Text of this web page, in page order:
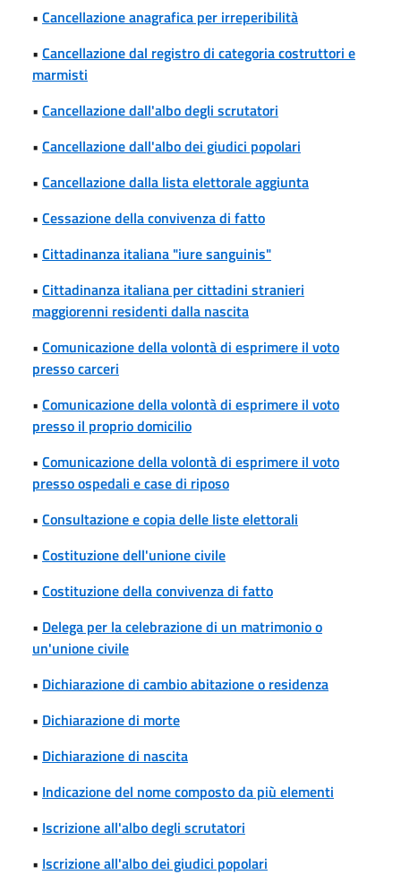
• Cancellazione anagrafica per irreperibilità
• Cancellazione dal registro di categoria costruttori e
marmisti
• Cancellazione dall'albo degli scrutatori
• Cancellazione dall'albo dei giudici popolari
• Cancellazione dalla lista elettorale aggiunta
• Cessazione della convivenza di fatto
• Cittadinanza italiana "iure sanguinis"
• Cittadinanza italiana per cittadini stranieri
maggiorenni residenti dalla nascita
• Comunicazione della volontà di esprimere il voto
presso carceri
• Comunicazione della volontà di esprimere il voto
presso il proprio domicilio
• Comunicazione della volontà di esprimere il voto
presso ospedali e case di riposo
• Consultazione e copia delle liste elettorali
• Costituzione dell'unione civile
• Costituzione della convivenza di fatto
• Delega per la celebrazione di un matrimonio o
un'unione civile
• Dichiarazione di cambio abitazione o residenza
• Dichiarazione di morte
• Dichiarazione di nascita
• Indicazione del nome composto da più elementi
• Iscrizione all'albo degli scrutatori
• Iscrizione all'albo dei giudici popolari